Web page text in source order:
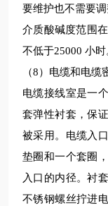
要维护也不需要调
介质酸碱度范围在
不低于25000 小时
（8）电缆和电缆
电缆接线室是一
套弹性衬套，保
被采用。电缆入
垫圈和一个套圈
入口的内径。衬
不锈钢螺丝拧进